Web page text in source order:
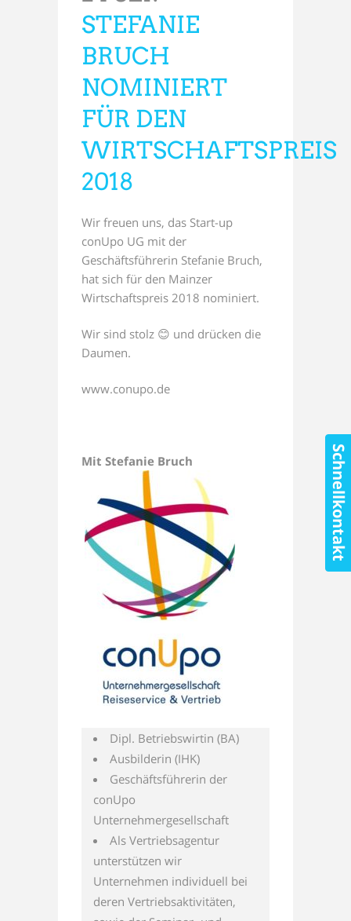
STEFANIE
BRUCH
NOMINIERT
FÜR DEN
WIRTSCHAFTSPREIS
2018
Wir freuen uns, das Start-up
conUpo UG mit der
Geschäftsführerin Stefanie Bruch,
hat sich für den Mainzer
Wirtschaftspreis 2018 nominiert.
Wir sind stolz 😊 und drücken die
Daumen.
www.conupo.de
Mit Stefanie Bruch
Dipl. Betriebswirtin (BA)
Ausbilderin (IHK)
Geschäftsführerin der
conUpo
Unternehmergesellschaft
Als Vertriebsagentur
unterstützen wir
Unternehmen individuell bei
deren Vertriebsaktivitäten,
Schnellkontakt